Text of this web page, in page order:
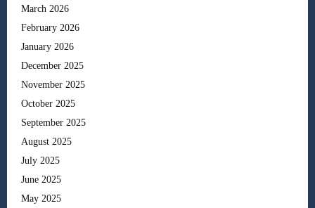
March 2026
February 2026
January 2026
December 2025
November 2025
October 2025
September 2025
August 2025
July 2025
June 2025
May 2025